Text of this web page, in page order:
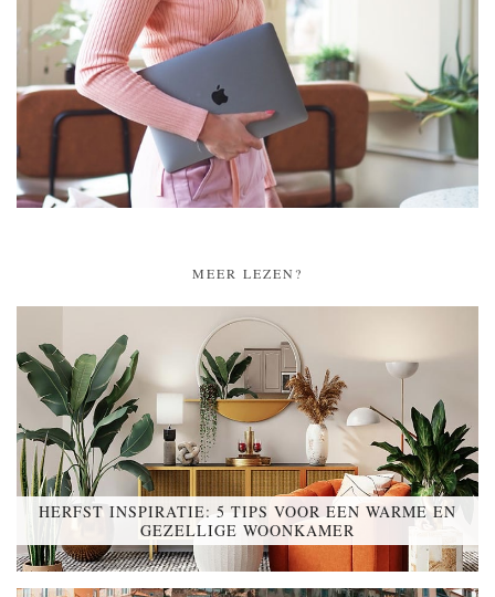
MEER LEZEN?
HERFST INSPIRATIE: 5 TIPS VOOR EEN WARME EN
GEZELLIGE WOONKAMER